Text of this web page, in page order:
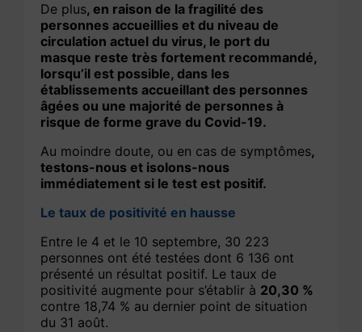
De plus, en raison de la fragilité des
personnes accueillies et du niveau de
circulation actuel du virus, le port du
masque reste très fortement recommandé,
lorsqu’il est possible, dans les
établissements accueillant des personnes
âgées ou une majorité de personnes à
risque de forme grave du Covid-19.
Au moindre doute, ou en cas de symptômes,
testons-nous et isolons-nous
immédiatement si le test est positif.
Le taux de positivité en hausse
Entre le 4 et le 10 septembre, 30 223
personnes ont été testées dont 6 136 ont
présenté un résultat positif. Le taux de
positivité augmente pour s’établir à 20,30 %
contre 18,74 % au dernier point de situation
du 31 août.